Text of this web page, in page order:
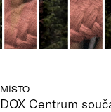
MÍSTO
DOX Centrum